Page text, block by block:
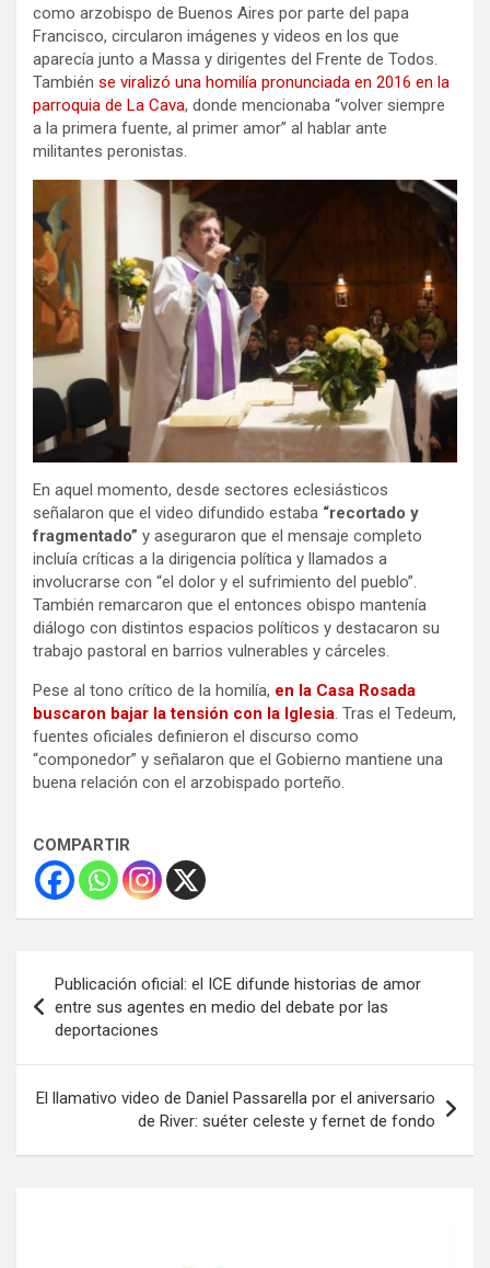
como arzobispo de Buenos Aires por parte del papa
Francisco, circularon imágenes y videos en los que
aparecía junto a Massa y dirigentes del Frente de Todos.
También se viralizó una homilía pronunciada en 2016 en la
parroquia de La Cava, donde mencionaba “volver siempre
a la primera fuente, al primer amor” al hablar ante
militantes peronistas.
En aquel momento, desde sectores eclesiásticos
señalaron que el video difundido estaba “recortado y
fragmentado” y aseguraron que el mensaje completo
incluía críticas a la dirigencia política y llamados a
involucrarse con “el dolor y el sufrimiento del pueblo”.
También remarcaron que el entonces obispo mantenía
diálogo con distintos espacios políticos y destacaron su
trabajo pastoral en barrios vulnerables y cárceles.
Pese al tono crítico de la homilía, en la Casa Rosada
buscaron bajar la tensión con la Iglesia. Tras el Tedeum,
fuentes oficiales definieron el discurso como
“componedor” y señalaron que el Gobierno mantiene una
buena relación con el arzobispado porteño.
COMPARTIR
de
entradas
Publicación oficial: el ICE difunde historias de amor
entre sus agentes en medio del debate por las
deportaciones
El llamativo video de Daniel Passarella por el aniversario
de River: suéter celeste y fernet de fondo